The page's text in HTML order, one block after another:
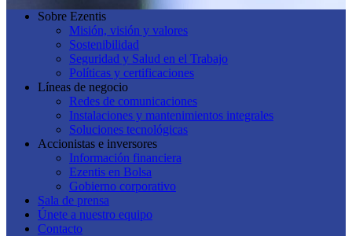
Sobre Ezentis
Misión, visión y valores
Sostenibilidad
Seguridad y Salud en el Trabajo
Políticas y certificaciones
Líneas de negocio
Redes de comunicaciones
Instalaciones y mantenimientos integrales
Soluciones tecnológicas
Accionistas e inversores
Información financiera
Ezentis en Bolsa
Gobierno corporativo
Sala de prensa
Únete a nuestro equipo
Contacto